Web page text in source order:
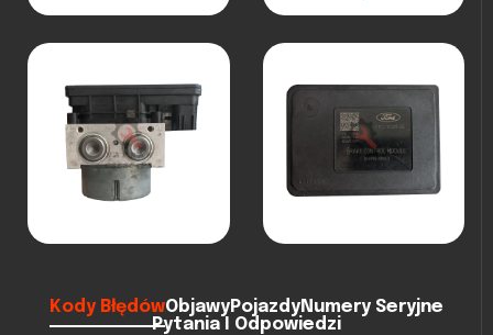
Kody BłędówObjawyPojazdyNumery Seryjne
Pytania I Odpowiedzi